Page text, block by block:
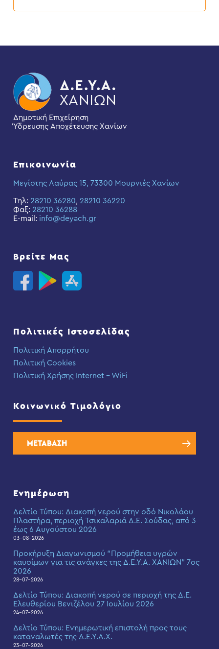
Δημοτική Επιχείρηση
Ύδρευσης Αποχέτευσης Χανίων
Επικοινωνία
Μεγίστης Λαύρας 15, 73300 Μουρνιές Χανίων
Τηλ: 28210 36280, 28210 36220
Φαξ: 28210 36288
E-mail: info@deyach.gr
Βρείτε Μας
Πολιτικές Ιστοσελίδας
Πολιτική Απορρήτου
Πολιτική Cookies
Πολιτική Χρήσης Internet – WiFi
Κοινωνικό Τιμολόγιο
ΜΕΤΑΒΑΣΗ
Ενημέρωση
Δελτίο Τύπου: Διακοπή νερού στην οδό Νικολάου
Πλαστήρα, περιοχή Τσικαλαριά Δ.Ε. Σούδας, από 3
έως 6 Αυγούστου 2026
03-08-2026
Προκήρυξη Διαγωνισμού “Προμήθεια υγρών
καυσίμων για τις ανάγκες της Δ.Ε.Υ.Α. ΧΑΝΙΩΝ” 7ος
2026
28-07-2026
Δελτίο Τύπου: Διακοπή νερού σε περιοχή της Δ.Ε.
Ελευθερίου Βενιζέλου 27 Ιουλίου 2026
24-07-2026
Δελτίο Τύπου: Eνημερωτική επιστολή προς τους
καταναλωτές της Δ.Ε.Υ.Α.Χ.
23-07-2026